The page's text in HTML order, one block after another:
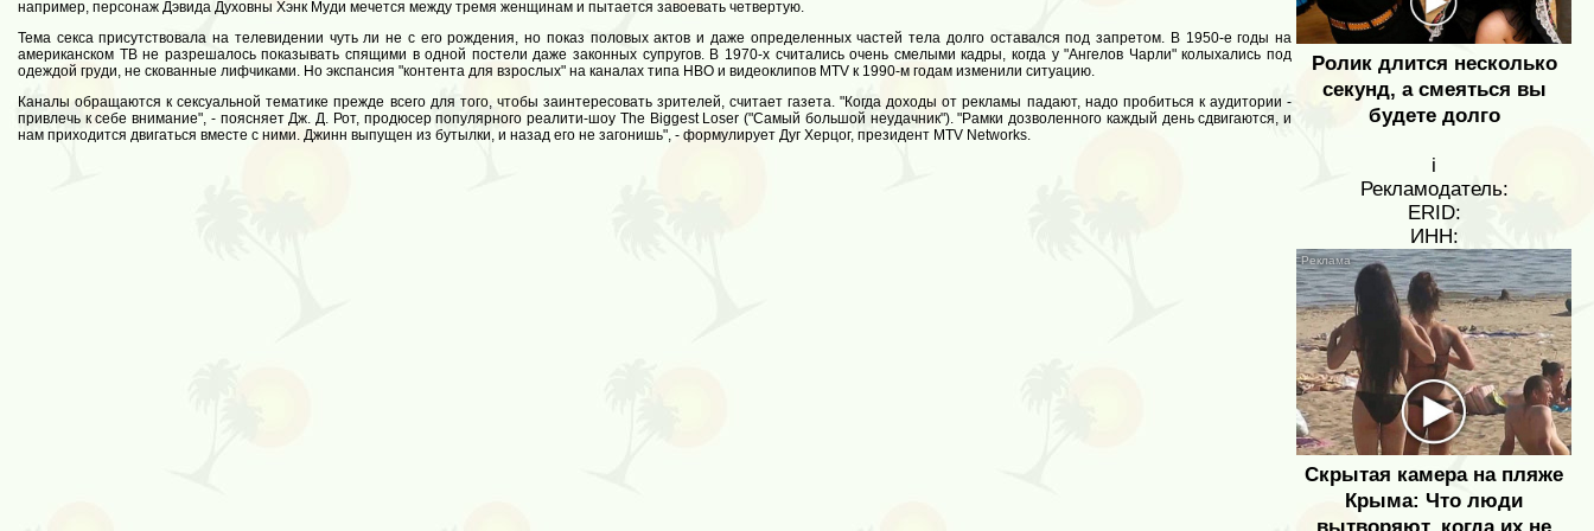
например, персонаж Дэвида Духовны Хэнк Муди мечется между тремя женщинам и пытается завоевать четвертую.
Тема секса присутствовала на телевидении чуть ли не с его рождения, но показ половых актов и даже определенных частей тела долго оставался под запретом. В 1950-е годы на
американском ТВ не разрешалось показывать спящими в одной постели даже законных супругов. В 1970-х считались очень смелыми кадры, когда у "Ангелов Чарли" колыхались под
одеждой груди, не скованные лифчиками. Но экспансия "контента для взрослых" на каналах типа HBO и видеоклипов MTV к 1990-м годам изменили ситуацию.
Каналы обращаются к сексуальной тематике прежде всего для того, чтобы заинтересовать зрителей, считает газета. "Когда доходы от рекламы падают, надо пробиться к аудитории -
привлечь к себе внимание", - поясняет Дж. Д. Рот, продюсер популярного реалити-шоу The Biggest Loser ("Самый большой неудачник"). "Рамки дозволенного каждый день сдвигаются, и
нам приходится двигаться вместе с ними. Джинн выпущен из бутылки, и назад его не загонишь", - формулирует Дуг Херцог, президент MTV Networks.
Ролик длится несколько
секунд, а смеяться вы
будете долго
i
Рекламодатель:
ERID:
ИНН:
Скрытая камера на пляже
Крыма: Что люди